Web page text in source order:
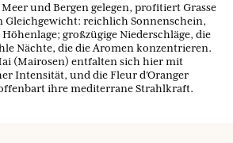
und Bergen gelegen, profitiert Grasse
Gleichgewicht: reichlich Sonnenschein,
großzügige Niederschläge, die
Nächte, die die Aromen konzentrieren.
(Mairosen) entfalten sich hier mit
Intensität, und die Fleur d'Oranger
ihre mediterrane Strahlkraft.